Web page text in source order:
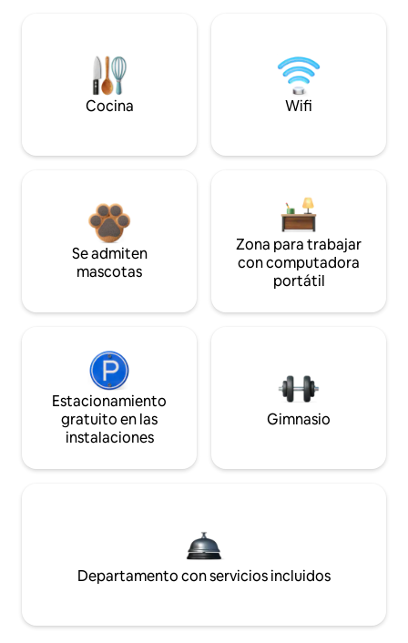
Cocina Wifi
Se admiten
mascotas
Zona para trabajar
con computadora
portátil
Estacionamiento
gratuito en las
instalaciones
Gimnasio
Departamento con servicios incluidos